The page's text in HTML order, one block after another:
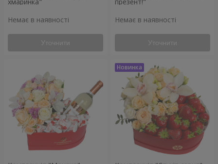
Немає в наявності
Уточнити
Немає в наявності
Уточнити